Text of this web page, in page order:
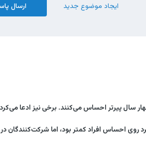
ارسال ایجاد موضوع جدید
سال پیرتر احساس می‌کنند. برخی نیز ادعا
بمانند. هرچند که تأثیر این رویکرد روی احساس افراد کمتر بود، اما